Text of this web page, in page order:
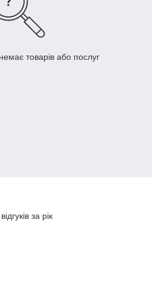
товарів або послуг
за рік